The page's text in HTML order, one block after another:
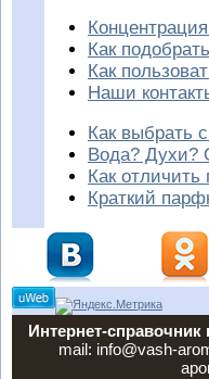
Как
Как
Наши
Как выбрать
Вода? Духи?
Как
Краткий
Интернет-
mail: info@vash-